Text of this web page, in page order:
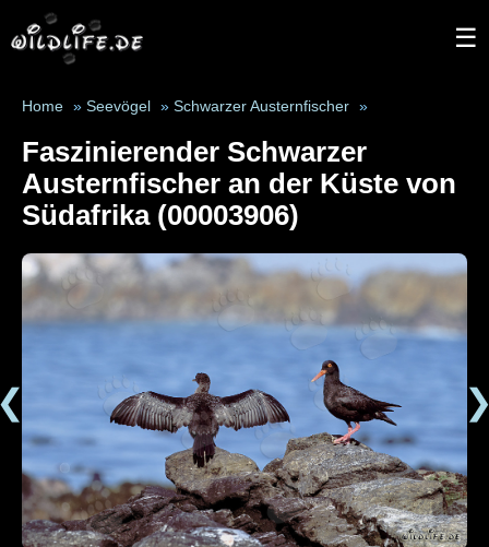
☰
Home » Seevögel » Schwarzer Austernfischer »
Faszinierender Schwarzer
Austernfischer an der Küste von
Südafrika (00003906)